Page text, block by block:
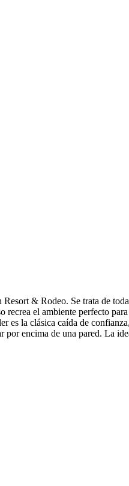
& Rodeo. Se trata de
recrea el ambiente perfecto
es la clásica caída de
encima de una pared. La